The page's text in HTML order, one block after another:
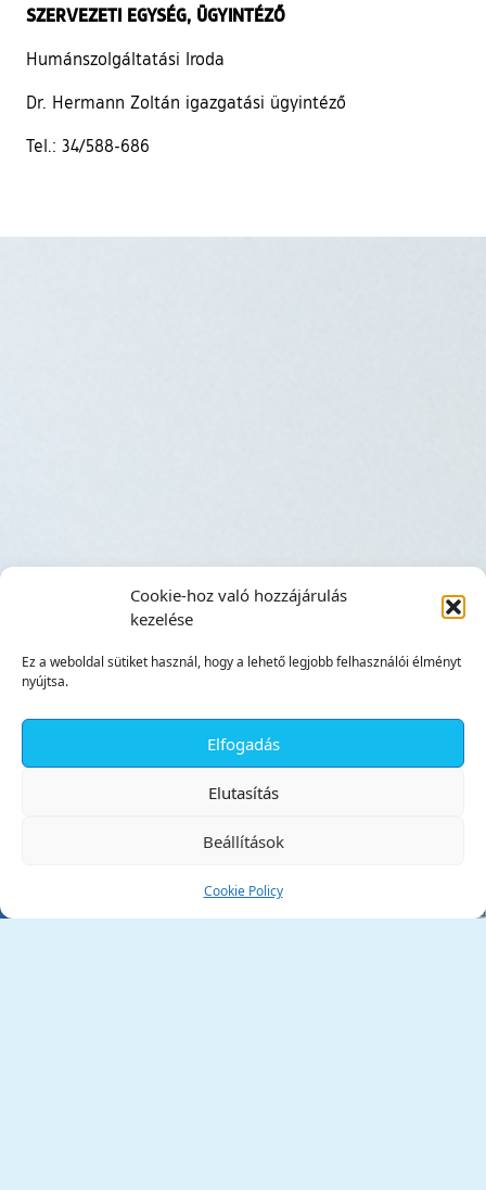
Cookie-hoz való hozzájárulás
kezelése
Ez a weboldal sütiket használ, hogy a lehető legjobb felhasználói élményt
nyújtsa.
Elfogadás
Elutasítás
Beállítások
Cookie Policy
SZERVEZETI EGYSÉG, ÜGYINTÉZŐ
Humánszolgáltatási Iroda
Dr. Hermann Zoltán igazgatási ügyintéző
Tel.: 34/588-686
Tata Város Önkormányzata
✕